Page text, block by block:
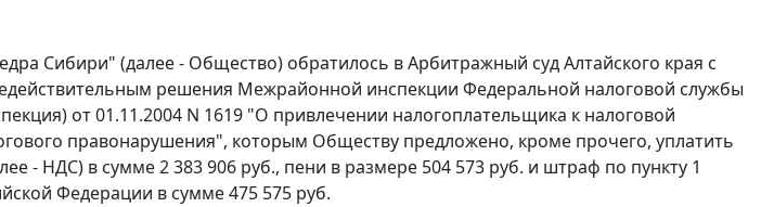
Сибири" (далее - Общество) обратилось в Арбитражный суд Алтайского края с
решения Межрайонной инспекции Федеральной налоговой службы
от 01.11.2004 N 1619 "О привлечении налогоплательщика к налоговой
правонарушения", которым Обществу предложено, кроме прочего, уплатить
- НДС) в сумме 2 383 906 руб., пени в размере 504 573 руб. и штраф по пункту 1
Федерации в сумме 475 575 руб.